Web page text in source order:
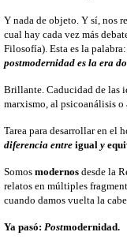
Y nada de objeto. Y sí, nos
cual hay cada vez más
Filosofía). Esta es la palabra:
postmodernidad es la era
Brillante. Caducidad de las
marxismo, al psicoanálisis
Tarea para desarrollar en el
diferencia entre igual y
Somos modernos desde la
relatos en múltiples
cuando damos vuelta la
Ya pasó: Postmodernidad.